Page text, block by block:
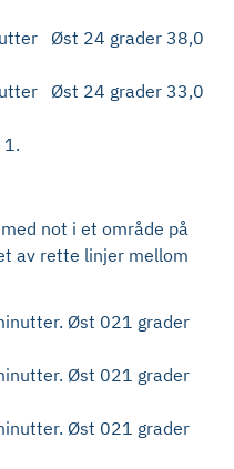
Øst 24 grader 38,0
Øst 24 grader 33,0
not i et område på
av rette linjer mellom
Øst 021 grader
Øst 021 grader
Øst 021 grader